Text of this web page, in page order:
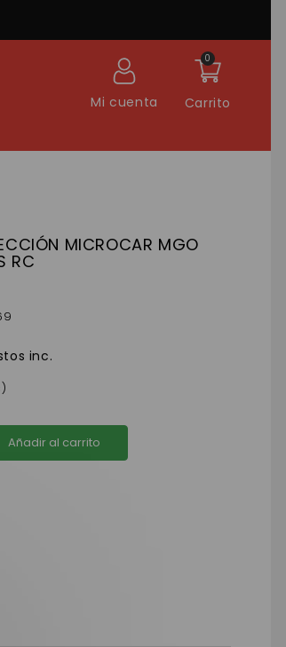
Carrito
0
Mi cuenta
MICROCAR MGO
RC
inc.
Añadir al carrito